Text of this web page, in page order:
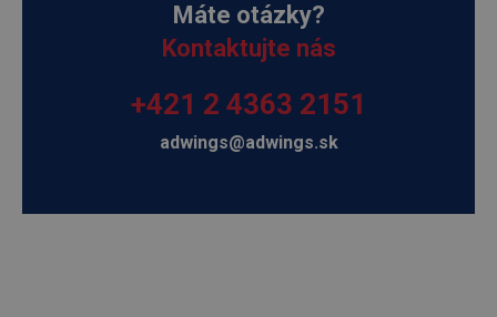
Máte otázky?
Kontaktujte nás
+421 2 4363 2151
adwings@adwings.sk